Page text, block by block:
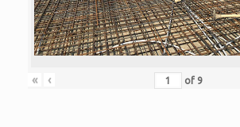
« ‹ of 9